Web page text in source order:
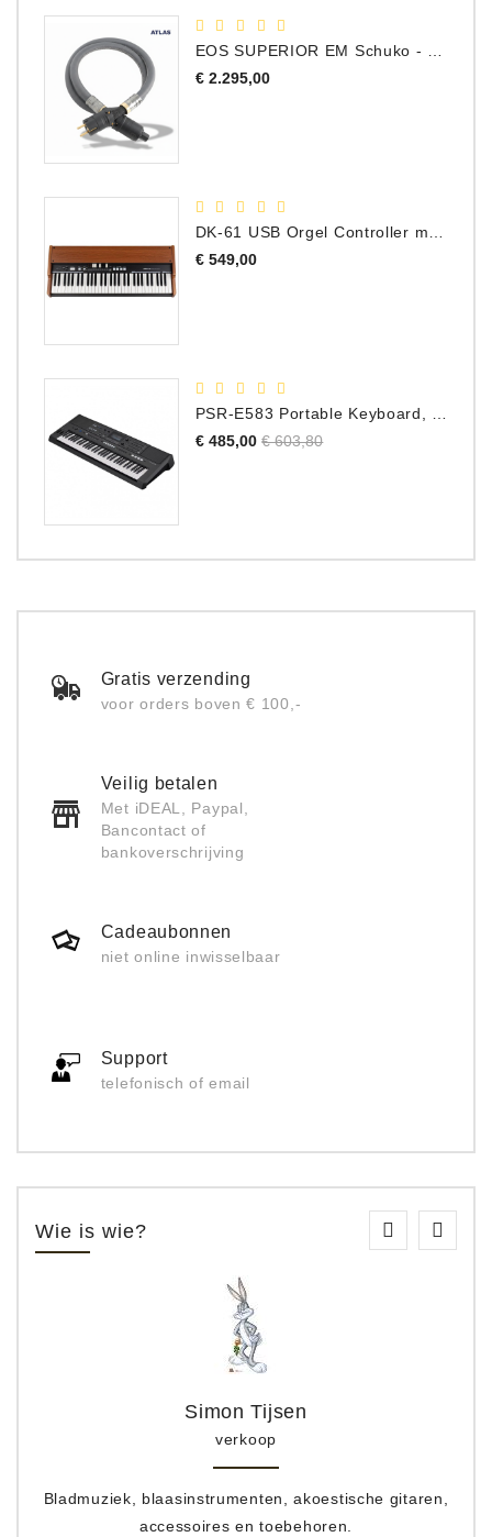
EOS SUPERIOR EM Schuko - C15 - Netstroom Kabel, 1.0 Meter
€ 2.295,00Prijs
€ 549,00Prijs
€ 485,00 Normale
€ 603,80Prijs
Gratis verzending
voor orders boven € 100,-
Veilig betalen
Met iDEAL, Paypal,
Bancontact of
bankoverschrijving
Cadeaubonnen
niet online inwisselbaar
Support
telefonisch of email
Wie is wie?
Simon Tijsen
verkoop
Bladmuziek, blaasinstrumenten, akoestische gitaren,
accessoires en toebehoren.